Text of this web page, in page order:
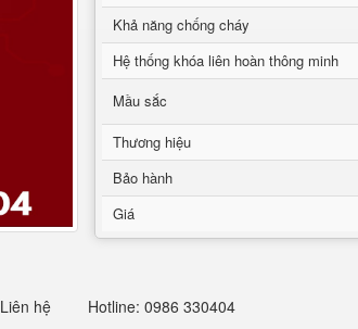
Khả năng chống cháy
Hệ thống khóa liên hoàn thông minh
Mầu sắc
Thương hiệu
Bảo hành
Giá
Liên hệ Hotline: 0986 330404